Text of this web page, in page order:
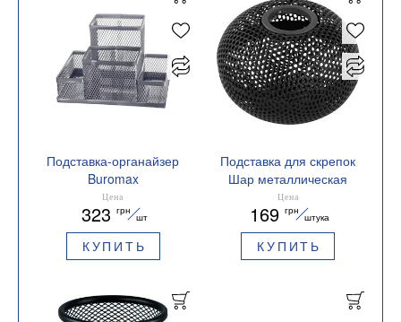
Подставка-органайзер
Buromax
154x103x100мм
металлический
серебряный BM.6246-
24
Цена
323 грн
шт
КУПИТЬ
Подставка для скрепок
Шар металлическая
75х57 мм BM.6220
Buromax
Цена
169 грн
штука
КУПИТЬ